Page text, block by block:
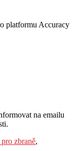
platformu Accuracy
na emailu
zbraně,